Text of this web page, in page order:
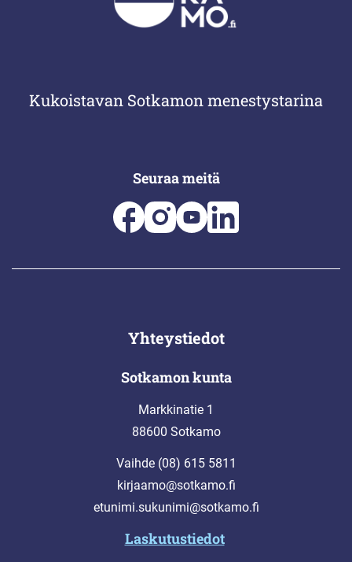
Kukoistavan Sotkamon menestystarina
Seuraa meitä
Yhteystiedot
Sotkamon kunta
Markkinatie 1
88600 Sotkamo
Vaihde (08) 615 5811
kirjaamo@sotkamo.fi
etunimi.sukunimi@sotkamo.fi
Laskutustiedot